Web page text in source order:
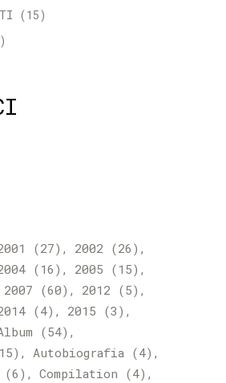
(15)
(27) 2002 (26)
(16) 2005 (15)
2007 (60) 2012 (5)
(4) 2015 (3)
(54)
Autobiografia (4)
(6) Compilation (4)